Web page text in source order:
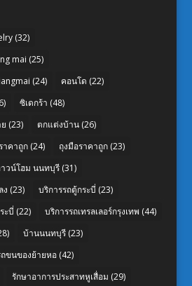
(32)
mai (25)
(24) คอนโด (22)
ซิเดกร้า (48)
(23) ตกแต่งบ้าน(26)
าคาถูก(24) ถุงมือราคาถูก(23)
วน์โฮม นนทบุรี(31)
ง (23) บริการรถตู้กระบี่ (23)
ะบี่ (22) บริการรถเทรลเลอร์กรุงเทพ (44)
บ้านนนทบุรี(23)
ถขนของย้ายหอ(42)
รักษาอาการประสาทหูเสื่อม (29)